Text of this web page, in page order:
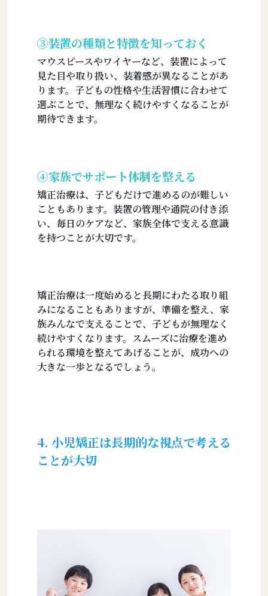
③装置の種類と特徴を知っておく
マウスピースやワイヤーなど、装置によって
見た目や取り扱い、装着感が異なることがあ
ります。子どもの性格や生活習慣に合わせて
選ぶことで、無理なく続けやすくなることが
期待できます。
④家族でサポート体制を整える
矯正治療は、子どもだけで進めるのが難しい
こともあります。装置の管理や通院の付き添
い、毎日のケアなど、家族全体で支える意識
を持つことが大切です。
矯正治療は一度始めると長期にわたる取り組
みになることもありますが、準備を整え、家
族みんなで支えることで、子どもが無理なく
続けやすくなります。スムーズに治療を進め
られる環境を整えてあげることが、成功への
大きな一歩となるでしょう。
4. 小児矯正は長期的な視点で考える
ことが大切